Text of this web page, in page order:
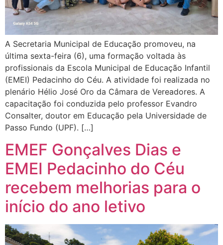
A Secretaria Municipal de Educação promoveu, na
última sexta-feira (6), uma formação voltada às
profissionais da Escola Municipal de Educação Infantil
(EMEI) Pedacinho do Céu. A atividade foi realizada no
plenário Hélio José Oro da Câmara de Vereadores. A
capacitação foi conduzida pelo professor Evandro
Consalter, doutor em Educação pela Universidade de
Passo Fundo (UPF). […]
EMEF Gonçalves Dias e
EMEI Pedacinho do Céu
recebem melhorias para o
início do ano letivo